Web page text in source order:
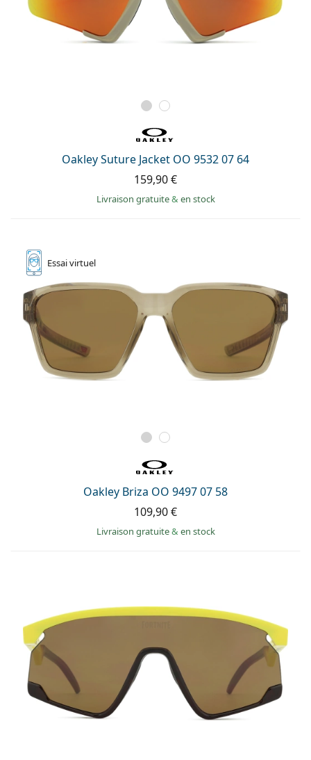
Oakley Suture Jacket OO 9532 07 64
159,90 €
Livraison gratuite& en stock
Essaivirtuel
Oakley Briza OO 9497 07 58
109,90 €
Livraison gratuite& en stock